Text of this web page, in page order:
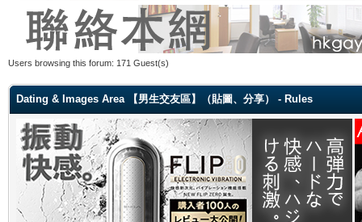
Users browsing this forum: 171 Guest(s)
Dating & Images Area 【男生交友區】（貼圖、分享） - Rules